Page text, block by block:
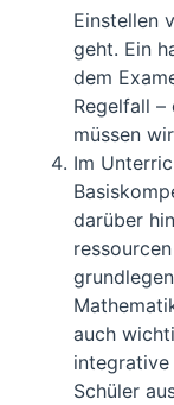
Einstellen
geht. Ein
dem
Regelfall
müssen
Im
darüber
auch
integrative
Schüler